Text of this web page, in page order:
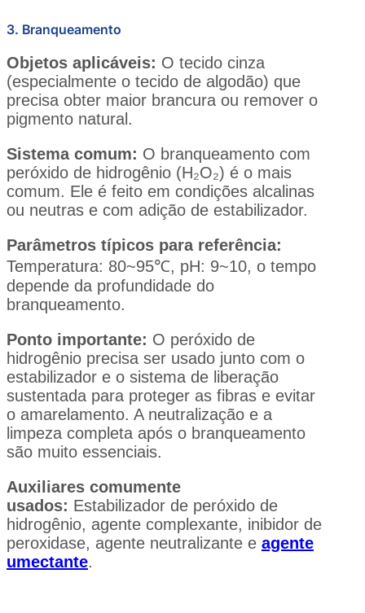
3. Branqueamento
Objetos aplicáveis: O tecido cinza
(especialmente o tecido de algodão) que
precisa obter maior brancura ou remover o
pigmento natural.
Sistema comum: O branqueamento com
peróxido de hidrogênio (H₂O₂) é o mais
comum. Ele é feito em condições alcalinas
ou neutras e com adição de estabilizador.
Parâmetros típicos para referência:
Temperatura: 80~95℃, pH: 9~10, o tempo
depende da profundidade do
branqueamento.
Ponto importante: O peróxido de
hidrogênio precisa ser usado junto com o
estabilizador e o sistema de liberação
sustentada para proteger as fibras e evitar
o amarelamento. A neutralização e a
limpeza completa após o branqueamento
são muito essenciais.
Auxiliares comumente
usados: Estabilizador de peróxido de
hidrogênio, agente complexante, inibidor de
peroxidase, agente neutralizante e agente
umectante.